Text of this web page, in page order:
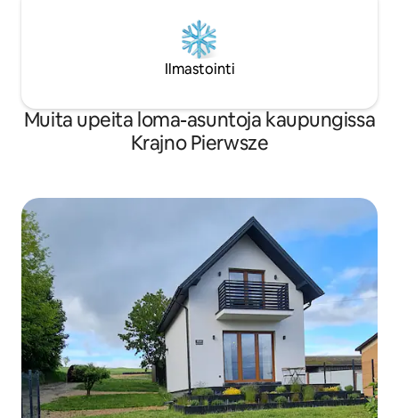
Ilmastointi
Muita upeita loma-asuntoja kaupungissa
Krajno Pierwsze